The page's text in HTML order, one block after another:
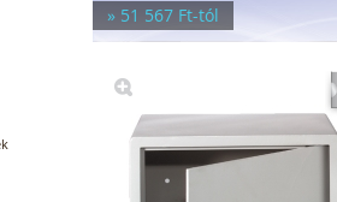
» 51 567 Ft-tól